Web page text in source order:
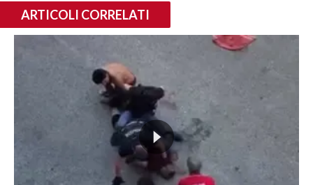
ARTICOLI CORRELATI